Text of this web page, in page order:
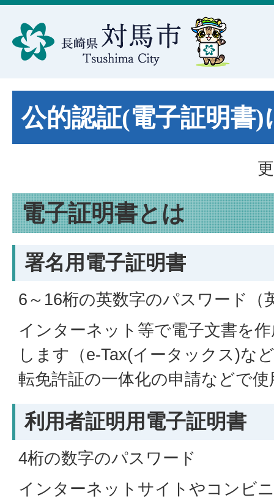
公的認証(電子証明書)
電子証明書とは
署名用電子証明書
6～16桁の英数字のパスワード（
インターネット等で電子文書を
します（e-Tax(イータックス)な
転免許証の一体化の申請などで使
利用者証明用電子証明書
4桁の数字のパスワード
インターネットサイトやコンビ